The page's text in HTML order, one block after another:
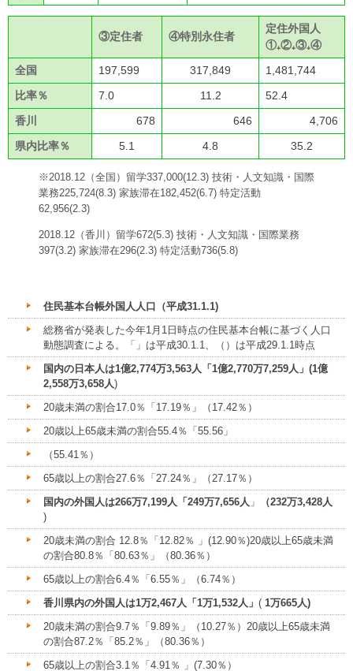
③定住者 ④特別永住者
定住外国人
①₊②₊③₊④
全国
197,599 317,849
1,481,744
比率％
7.0 11.2
52.4
香川
678 646
4,706
県内比率％
5.1 4.8 35.2
※2018.12（全国）留学337,000(12.3) 技術・人文知識・国際
業務225,724(8.3) 家族滞在182,452(6.7) 特定活動
62,956(2.3)
2018.12（香川）留学672(5.3) 技術・人文知識・国際業務
397(3.2) 家族滞在296(2.3) 特定活動736(5.8)
住民基本台帳外国人人口（平成31.1.1)
総務省が発表した今年1月1日時点の住民基本台帳に基づく人口
動態調査による。「」は平成30.1.1、（）は平成29.1.1時点
国内の日本人は1億2,774万3,563人「1億2,770万7,259人」(1億
2,558万3,658人)
20歳未満の割合17.0％「17.19％」（17.42％）
20歳以上65歳未満の割合55.4％「55.56」
（55.41％）
65歳以上の割合27.6％「27.24％」（27.17％）
国内の外国人は266万7,199人「249万7,656人 」
（232万3,428人
)
20歳未満の割合 12.8％「12.82％ 」(12.90％)20歳以上65歳未満
の割合80.8％「80.63％」（80.36％）
65歳以上の割合6.4％「6.55％」（6.74％）
香川県内の外国人は1万2,467人「1万1,532人」 ( 1万665人)
20歳未満の割合9.7％「9.89％」（10.27％）20歳以上65歳未満
の割合87.2％「85.2％」（80.36％）
65歳以上の割合3.1％「4.91％ 」(7.30％）